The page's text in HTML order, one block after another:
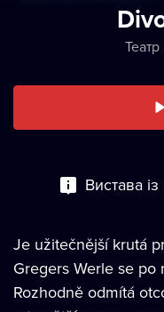
Вистава
Je užitečnější krutá
Gregers Werle se
Rozhodně odmítá